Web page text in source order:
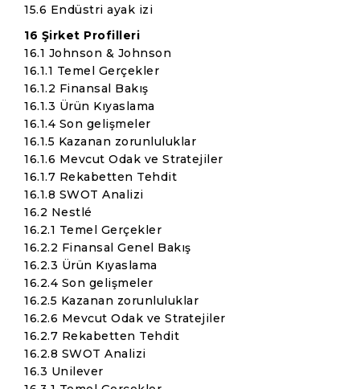
15.6 Endüstri ayak izi
16 Şirket Profilleri
16.1 Johnson & Johnson
16.1.1 Temel Gerçekler
16.1.2 Finansal Bakış
16.1.3 Ürün Kıyaslama
16.1.4 Son gelişmeler
16.1.5 Kazanan zorunluluklar
16.1.6 Mevcut Odak ve Stratejiler
16.1.7 Rekabetten Tehdit
16.1.8 SWOT Analizi
16.2 Nestlé
16.2.1 Temel Gerçekler
16.2.2 Finansal Genel Bakış
16.2.3 Ürün Kıyaslama
16.2.4 Son gelişmeler
16.2.5 Kazanan zorunluluklar
16.2.6 Mevcut Odak ve Stratejiler
16.2.7 Rekabetten Tehdit
16.2.8 SWOT Analizi
16.3 Unilever